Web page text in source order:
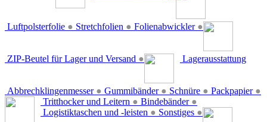
Luftpolsterfolie ● Stretchfolien ● Folienabwickler ●
ZIP-Beutel für Lager und Versand ●
Abbrechklingenmesser ● Gummibänder ● Schnüre ● Packpapier ●
Lagerausstattung
Tritthocker und Leitern ● Bindebänder ●
Logistiktaschen und -leisten ● Sonstiges ●